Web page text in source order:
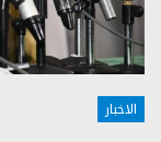
الاخبار